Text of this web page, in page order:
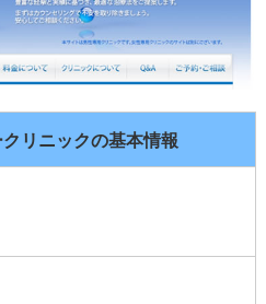
リニックの基本情報